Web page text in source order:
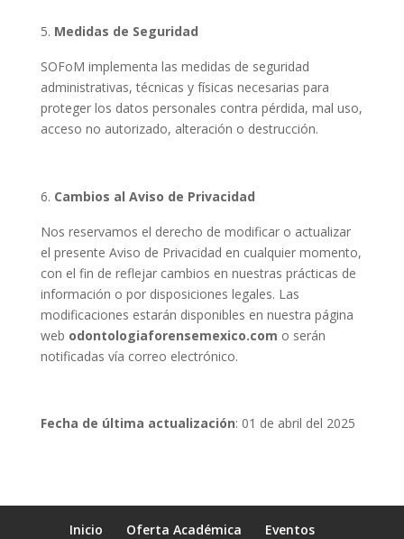
Medidas de Seguridad
SOFoM implementa las medidas de seguridad
administrativas, técnicas y físicas necesarias para
proteger los datos personales contra pérdida, mal uso,
acceso no autorizado, alteración o destrucción.
Cambios al Aviso de Privacidad
Nos reservamos el derecho de modificar o actualizar
el presente Aviso de Privacidad en cualquier momento,
con el fin de reflejar cambios en nuestras prácticas de
información o por disposiciones legales. Las
modificaciones estarán disponibles en nuestra página
web odontologiaforensemexico.com o serán
notificadas vía correo electrónico.
Fecha de última actualización: 01 de abril del 2025
Inicio Oferta Académica Eventos